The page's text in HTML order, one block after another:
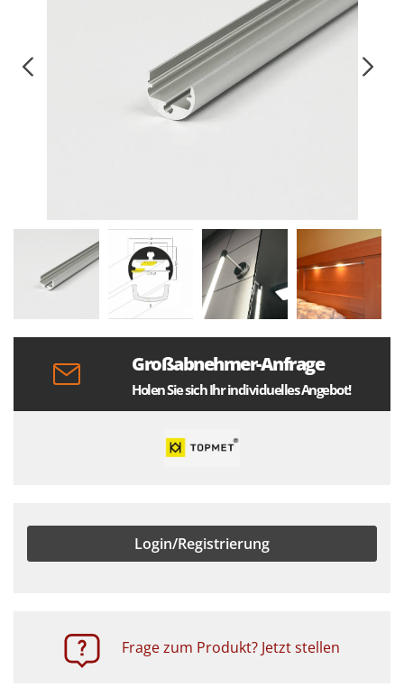
Großabnehmer-Anfrage
Holen Sie sich Ihr individuelles Angebot!
Login/Registrierung
Frage zum Produkt? Jetzt stellen